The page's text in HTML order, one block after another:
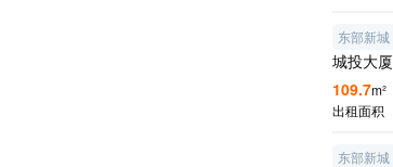
东部新
城投大
109.7m²
出租面积
东部新